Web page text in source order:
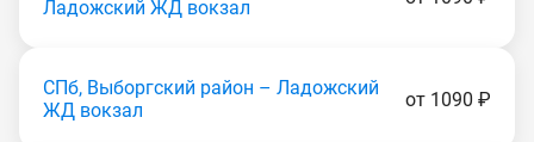
Ладожский ЖД вокзал
СПб, Выборгский район – Ладожский
ЖД вокзал
от 1090 ₽